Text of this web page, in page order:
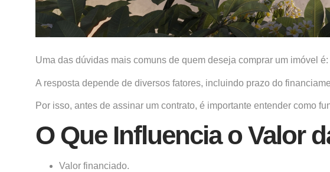
Uma das dúvidas mais comuns de quem deseja comprar um imóvel é:
A resposta depende de diversos fatores, incluindo prazo do
Por isso, antes de assinar um contrato, é importante entender como
O Que Influencia o Valor
Valor financiado.